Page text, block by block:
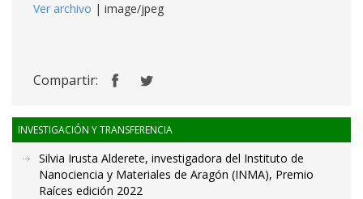
Ver archivo | image/jpeg
Compartir:
INVESTIGACIÓN Y TRANSFERENCIA
Silvia Irusta Alderete, investigadora del Instituto de
Nanociencia y Materiales de Aragón (INMA), Premio
Raíces edición 2022